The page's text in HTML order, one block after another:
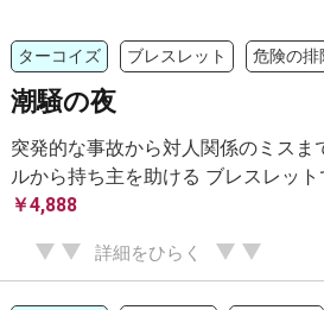
ターコイズ ブレスレット 危険の排
潮騒の夜
突発的な事故から対人関係のミスま
ルから持ち主を助ける ブレスレッ
￥4,888
詳細をひらく